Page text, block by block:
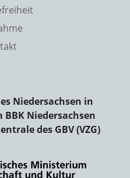
Niedersachsen in
Niedersachsen
des GBV (VZG)